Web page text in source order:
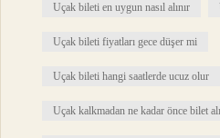
Uçak bileti en uygun nasıl alınır
Uçak bileti fiyatları gece düşer mi
Uçak bileti hangi saatlerde ucuz olur
Uçak kalkmadan ne kadar önce bilet